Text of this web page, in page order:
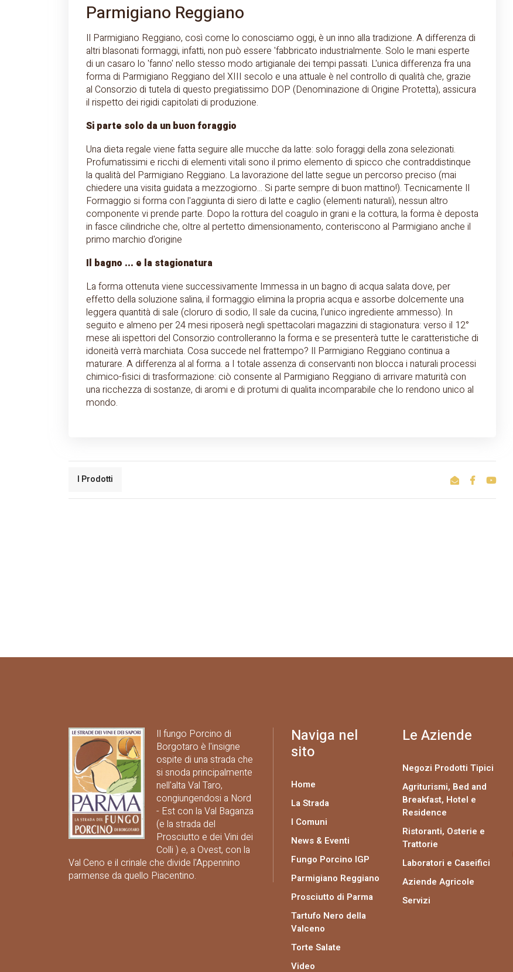
Parmigiano Reggiano
Il Parmigiano Reggiano, così come lo conosciamo oggi, è un inno alla tradizione. A differenza di
altri blasonati formaggi, infatti, non può essere 'fabbricato industrialmente. Solo le mani esperte
di un casaro lo 'fanno' nello stesso modo artigianale dei tempi passati. L'unica differenza fra una
forma di Parmigiano Reggiano del XIII secolo e una attuale è nel controllo di qualità che, grazie
al Consorzio di tutela di questo pregiatissimo DOP (Denominazione di Origine Protetta), assicura
il rispetto dei rigidi capitolati di produzione.
Si parte solo da un buon foraggio
Una dieta regale viene fatta seguire alle mucche da latte: solo foraggi della zona selezionati.
Profumatissimi e ricchi di elementi vitali sono il primo elemento di spicco che contraddistinque
la qualità del Parmigiano Reggiano. La lavorazione del latte segue un percorso preciso (mai
chiedere una visita guidata a mezzogiorno... Si parte sempre di buon mattino!). Tecnicamente Il
Formaggio si forma con l'aggiunta di siero di latte e caglio (elementi naturali), nessun altro
componente vi prende parte. Dopo la rottura del coagulo in grani e la cottura, la forma è deposta
in fasce cilindriche che, oltre al pertetto dimensionamento, conteriscono al Parmigiano anche il
primo marchio d'origine
Il bagno ... e la stagionatura
La forma ottenuta viene successivamente Immessa in un bagno di acqua salata dove, per
effetto della soluzione salina, il formaggio elimina la propria acqua e assorbe dolcemente una
leggera quantità di sale (cloruro di sodio, Il sale da cucina, l'unico ingrediente ammesso). In
seguito e almeno per 24 mesi riposerà negli spettacolari magazzini di stagionatura: verso il 12°
mese ali ispettori del Consorzio controlleranno la forma e se presenterà tutte le caratteristiche di
idoneità verrà marchiata. Cosa succede nel frattempo? Il Parmigiano Reggiano continua a
maturare. A differenza al al forma. a I totale assenza di conservanti non blocca i naturali processi
chimico-fisici di trasformazione: ciò consente al Parmigiano Reggiano di arrivare maturità con
una ricchezza di sostanze, di aromi e di protumi di qualita incomparabile che lo rendono unico al
mondo.
I Prodotti
Il fungo Porcino di
Borgotaro è l'insigne
ospite di una strada che
si snoda principalmente
nell'alta Val Taro,
congiungendosi a Nord
- Est con la Val Baganza
(e la strada del
Prosciutto e dei Vini dei
Colli ) e, a Ovest, con la
Val Ceno e il crinale che divide l'Appennino
parmense da quello Piacentino.
Naviga nel
sito
Home
La Strada
I Comuni
News & Eventi
Fungo Porcino IGP
Parmigiano Reggiano
Prosciutto di Parma
Tartufo Nero della
Valceno
Torte Salate
Video
Le Aziende
Negozi Prodotti Tipici
Agriturismi, Bed and
Breakfast, Hotel e
Residence
Ristoranti, Osterie e
Trattorie
Laboratori e Caseifici
Aziende Agricole
Servizi